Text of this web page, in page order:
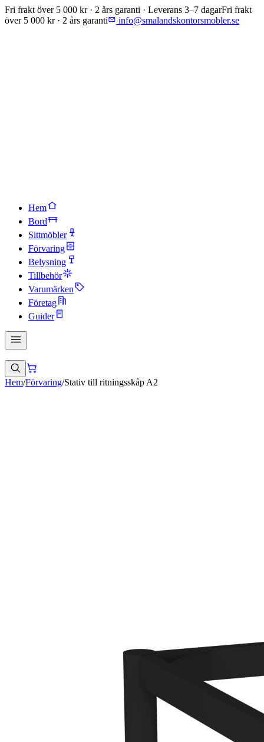
Fri frakt över 5 000 kr · 2 års garanti · Leverans 3–7 dagarFri frakt
över 5 000 kr · 2 års garanti
info@smalandskontorsmobler.se
Hem
Bord
Sittmöbler
Förvaring
Belysning
Tillbehör
Varumärken
Företag
Guider
Hem/Förvaring/Stativ till ritningsskåp A2